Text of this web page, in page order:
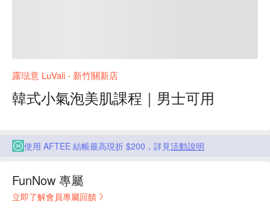
露琺意 LuVaii - 新竹關新店
韓式小氣泡美肌課程｜男士可用
使用 AFTEE 結帳最高現折 $200，詳見活動說明
FunNow 專屬
立即了解會員專屬回饋